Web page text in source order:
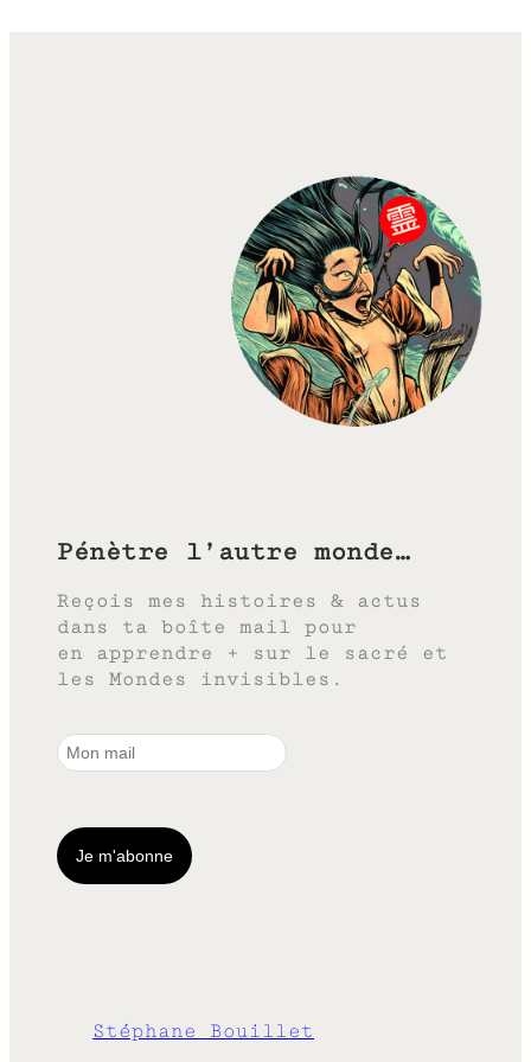
Pénètre l’autre monde…
Reçois mes histoires & actus
dans ta boîte mail pour
en apprendre + sur le sacré et
les Mondes invisibles.
Stéphane Bouillet